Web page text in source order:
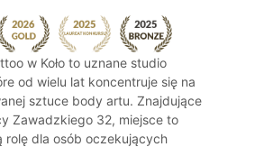
w Koło to uznane studio
od wielu lat koncentruje się na
sztuce body artu. Znajdujące
Zawadzkiego 32, miejsce to
rolę dla osób oczekujących